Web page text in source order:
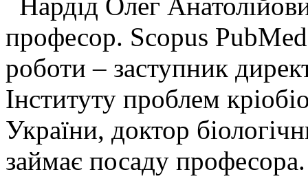
професор. Scopus
роботи – заступник
Інституту проблем
України, доктор
займає посаду